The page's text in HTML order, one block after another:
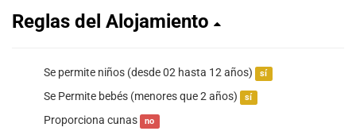
Reglas del Alojamiento
Se permite niños (desde 02 hasta 12 años) sí
Se Permite bebés (menores que 2 años) sí
Proporciona cunas no